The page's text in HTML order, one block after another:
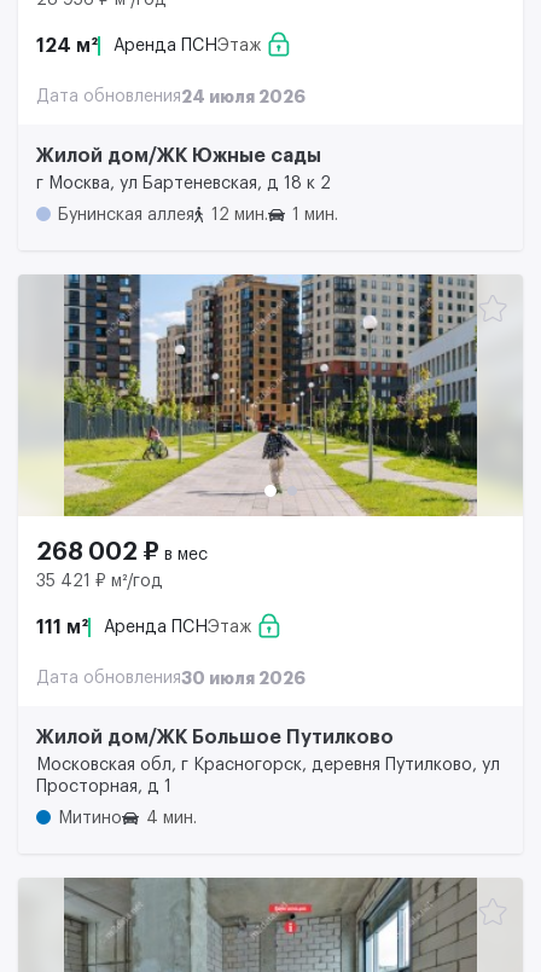
124 м² Аренда ПСНЭтаж
Дата обновления24 июля 2026
Жилой дом/ЖК Южные сады
г Москва, ул Бартеневская, д 18 к 2
Бунинская аллея
12 мин. 1 мин.
268 002 ₽ в мес
35 421 ₽ м²/год
111 м² Аренда ПСНЭтаж
Дата обновления30 июля 2026
Жилой дом/ЖК Большое Путилково
Московская обл, г Красногорск, деревня Путилково, ул
Просторная, д 1
Митино
4 мин.